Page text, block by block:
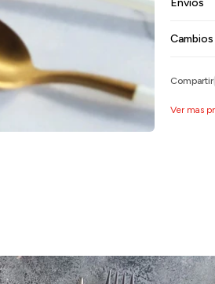
Envíos
Ver mas